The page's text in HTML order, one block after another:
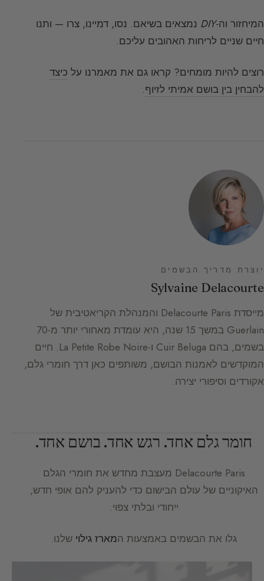
המיחזור וה-DIY נמצאים בשיאם. נסו, דמיינו, צרו — ותנו
חיים שניים לריחות האהובים עליכם.
רוצים להיות מומחים? קראו גם את מאמרנו על כיצד
להבחין בין בושם אמיתי לזיוף.
יוצרת מדריך הבשמים
Sylvaine Delacourte
מייסדת Delacourte Paris והמנהלת הקריאטיבית של
Guerlain במשך 15 שנה, היא עומדת מאחורי יותר מ-70
בשמים, בהם Cuir Beluga ו-La Petite Robe Noire. חיים
המוקדשים לאמנות הבושם, משותפים כאן דרך חומרי גלם,
אקורדים וסיפורי יצירה.
חומר גלם אחד. רגש אחד. בושם אחד.
Delacourte Paris מעצבת מחדש את חומרי הגלם
האיקוניים של עולם הבישום כדי להעניק להם אופי חדש,
ייחודי ובלתי צפוי.
גלו את הבשמים באמצעות המארז גילוי שלנו.